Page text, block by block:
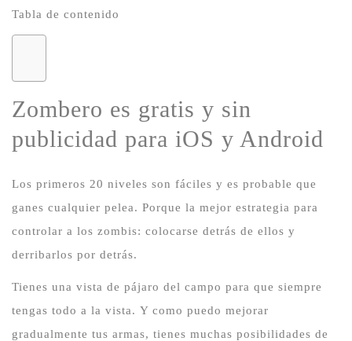
Tabla de contenido
Zombero es gratis y sin
publicidad para iOS y Android
Los primeros 20 niveles son fáciles y es probable que
ganes cualquier pelea. Porque la mejor estrategia para
controlar a los zombis: colocarse detrás de ellos y
derribarlos por detrás.
Tienes una vista de pájaro del campo para que siempre
tengas todo a la vista. Y como puedo mejorar
gradualmente tus armas, tienes muchas posibilidades de